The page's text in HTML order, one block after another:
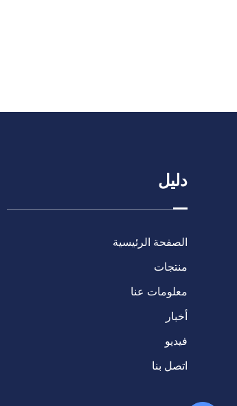
دليل
الصفحة الرئيسية
منتجات
معلومات عنا
أخبار
فيديو
اتصل بنا